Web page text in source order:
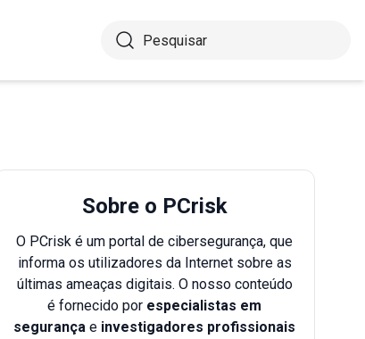
Sobre o PCrisk
O PCrisk é um portal de cibersegurança, que
informa os utilizadores da Internet sobre as
últimas ameaças digitais. O nosso conteúdo
é fornecido por especialistas em
segurança e investigadores profissionais